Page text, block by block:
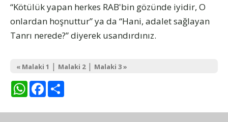
“Kötülük yapan herkes RAB'bin gözünde iyidir, O
onlardan hoşnuttur” ya da “Hani, adalet sağlayan
Tanrı nerede?” diyerek usandırdınız.
« Malaki 1 | Malaki 2| Malaki 3 »
WhatsAppFacebook